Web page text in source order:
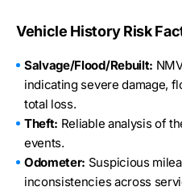
Vehicle History Risk
Salvage/Flood/Rebuilt:
indicating severe damage,
total loss.
Theft: Reliable analysis of
events.
Odometer: Suspicious
inconsistencies across